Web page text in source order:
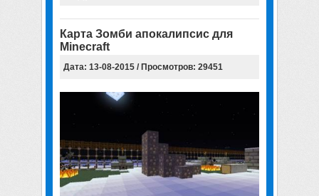
Карта Зомби апокалипсис для
Minecraft
Дата: 13-08-2015 / Просмотров: 29451